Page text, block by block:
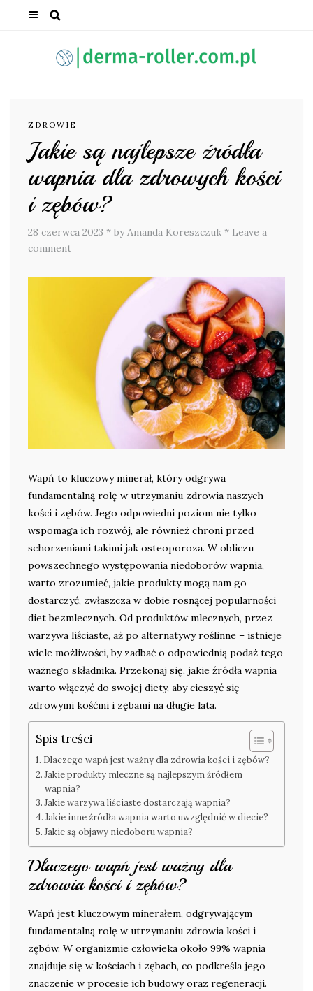
ZDROWIE
Jakie są najlepsze źródła
wapnia dla zdrowych kości
i zębów?
28 czerwca 2023 * by Amanda Koreszczuk * Leave a
comment
Wapń to kluczowy minerał, który odgrywa
fundamentalną rolę w utrzymaniu zdrowia naszych
kości i zębów. Jego odpowiedni poziom nie tylko
wspomaga ich rozwój, ale również chroni przed
schorzeniami takimi jak osteoporoza. W obliczu
powszechnego występowania niedoborów wapnia,
warto zrozumieć, jakie produkty mogą nam go
dostarczyć, zwłaszcza w dobie rosnącej popularności
diet bezmlecznych. Od produktów mlecznych, przez
warzywa liściaste, aż po alternatywy roślinne – istnieje
wiele możliwości, by zadbać o odpowiednią podaż tego
ważnego składnika. Przekonaj się, jakie źródła wapnia
warto włączyć do swojej diety, aby cieszyć się
zdrowymi kośćmi i zębami na długie lata.
Spis treści
Dlaczego wapń jest ważny dla zdrowia kości i zębów?
Jakie produkty mleczne są najlepszym źródłem
wapnia?
Jakie warzywa liściaste dostarczają wapnia?
Jakie inne źródła wapnia warto uwzględnić w diecie?
Jakie są objawy niedoboru wapnia?
Dlaczego wapń jest ważny dla
zdrowia kości i zębów?
Wapń jest kluczowym minerałem, odgrywającym
fundamentalną rolę w utrzymaniu zdrowia kości i
zębów. W organizmie człowieka około 99% wapnia
znajduje się w kościach i zębach, co podkreśla jego
znaczenie w procesie ich budowy oraz regeneracji.